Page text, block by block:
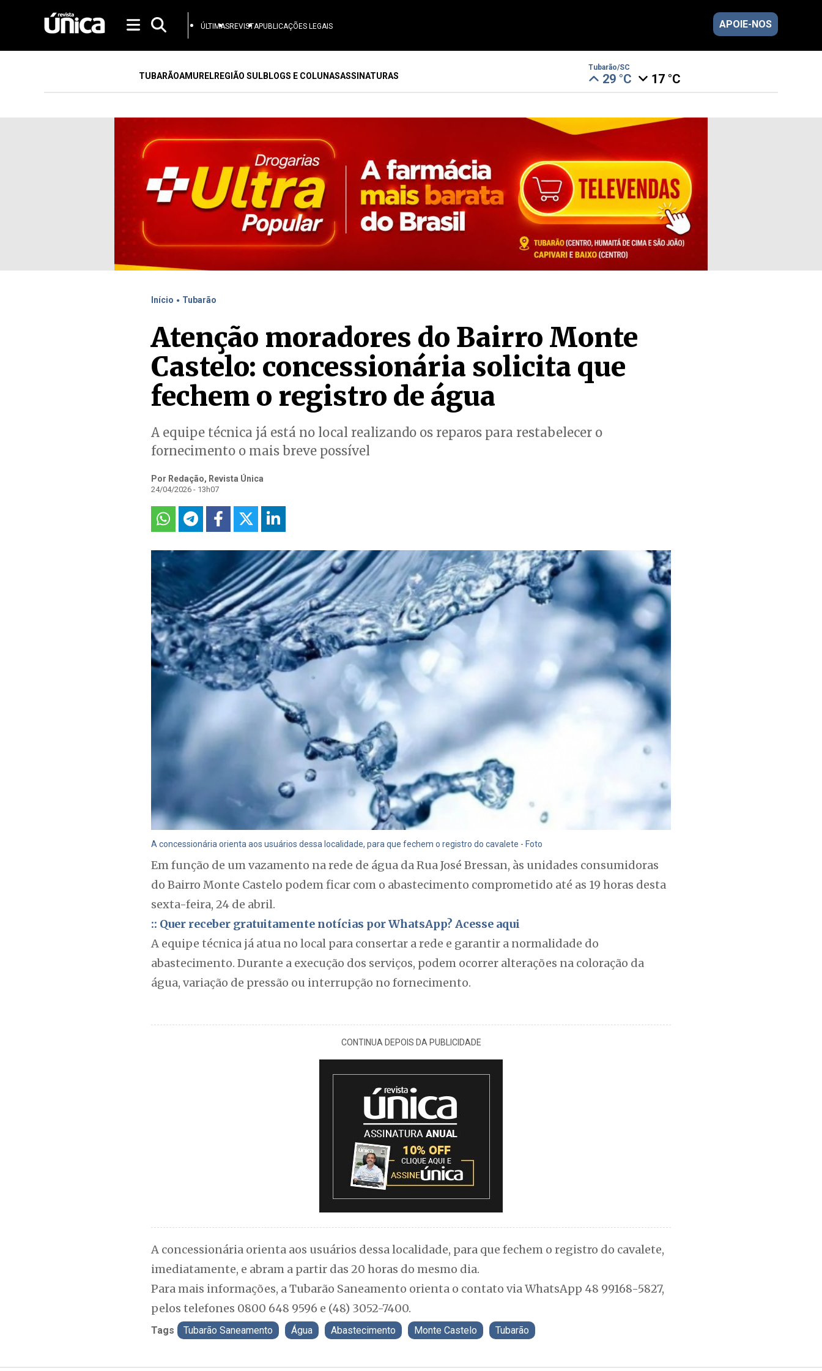
ÚLTIMASREVISTAPUBLICAÇÕES LEGAIS APOIE-NOS
TUBARÃOAMURELREGIÃO SULBLOGS E COLUNASASSINATURAS
Tubarão/SC
29 °C 17 °C
Início . Tubarão
Atenção moradores do Bairro Monte
Castelo: concessionária solicita que
fechem o registro de água
A equipe técnica já está no local realizando os reparos para restabelecer o
fornecimento o mais breve possível
Por Redação, Revista Única
24/04/2026 - 13h07
A concessionária orienta aos usuários dessa localidade, para que fechem o registro do cavalete - Foto
Em função de um vazamento na rede de água da Rua José Bressan, às unidades consumidoras
do Bairro Monte Castelo podem ficar com o abastecimento comprometido até as 19 horas desta
sexta-feira, 24 de abril.
:: Quer receber gratuitamente notícias por WhatsApp? Acesse aqui
A equipe técnica já atua no local para consertar a rede e garantir a normalidade do
abastecimento. Durante a execução dos serviços, podem ocorrer alterações na coloração da
água, variação de pressão ou interrupção no fornecimento.
CONTINUA DEPOIS DA PUBLICIDADE
A concessionária orienta aos usuários dessa localidade, para que fechem o registro do cavalete,
imediatamente, e abram a partir das 20 horas do mesmo dia.
Para mais informações, a Tubarão Saneamento orienta o contato via WhatsApp 48 99168-5827,
pelos telefones 0800 648 9596 e (48) 3052-7400.
Tags Tubarão Saneamento Água Abastecimento Monte Castelo Tubarão